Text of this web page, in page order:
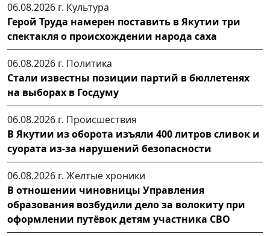
06.08.2026 г. Культура
Герой Труда намерен поставить в Якутии три
спектакля о происхождении народа саха
06.08.2026 г. Политика
Стали известны позиции партий в бюллетенях
на выборах в Госдуму
06.08.2026 г. Происшествия
В Якутии из оборота изъяли 400 литров сливок и
суората из-за нарушений безопасности
06.08.2026 г. Желтые хроники
В отношении чиновницы Управления
образования возбудили дело за волокиту при
оформлении путёвок детям участника СВО